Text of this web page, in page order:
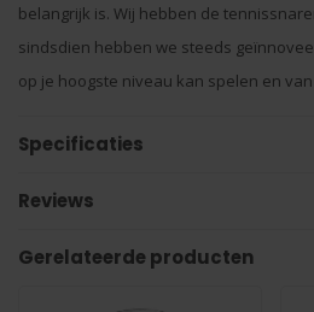
belangrijk is. Wij hebben de
sindsdien hebben we steeds
op je hoogste niveau kan spelen en
Specificaties
Reviews
Gerelateerde producten